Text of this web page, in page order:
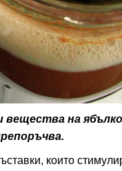
на
които